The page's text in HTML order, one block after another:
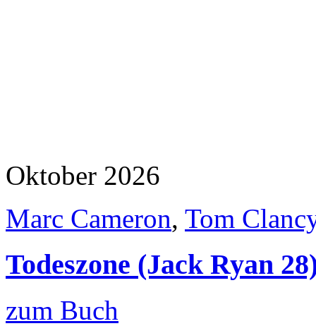
Oktober 2026
Marc Cameron, Tom
Todeszone (Jack Ryan
zum Buch